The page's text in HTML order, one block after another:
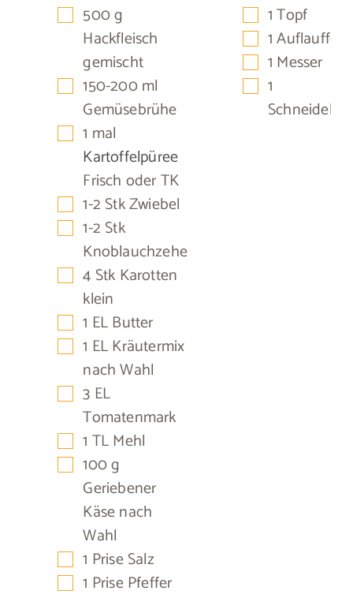
▢
500g
Hackfleisch
gemischt
▢
150-200ml
Gemüsebrühe
▢
1 mal
Kartoffelpüree
Frisch oder TK
▢
1-2 StkZwiebel
▢
1-2 Stk
Knoblauchzehe
▢
4 Stk Karotten
klein
▢
1 EL Butter
▢
1 EL Kräutermix
nach Wahl
▢
3 EL
Tomatenmark
▢
1 TL Mehl
▢
100g
Geriebener
Käse nach
Wahl
▢
1 PriseSalz
▢
1 Prise Pfeffer
▢
1 Topf
▢
1
▢
1 Messer
▢
1